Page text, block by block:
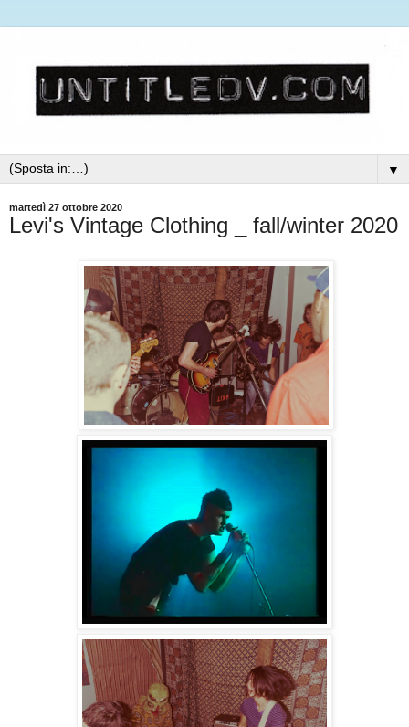
▼
martedì 27 ottobre 2020
Levi's Vintage Clothing _ fall/winter 2020